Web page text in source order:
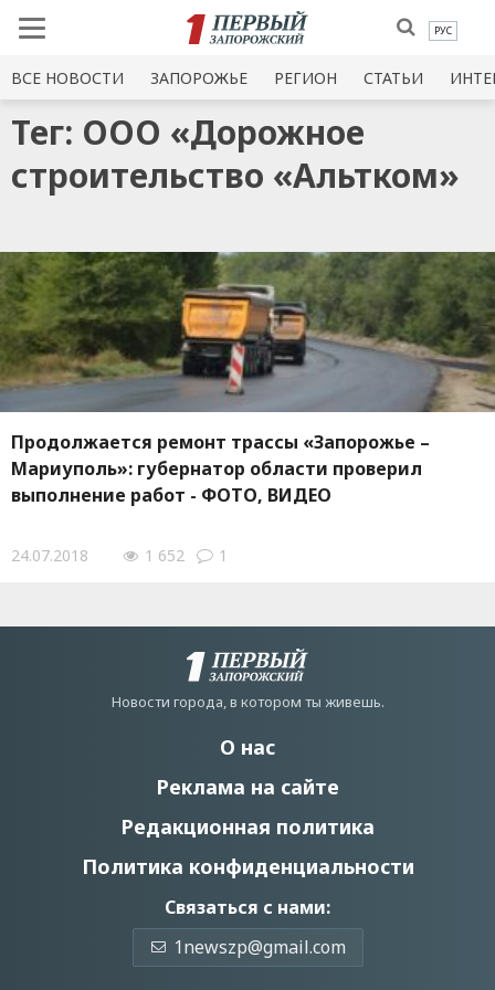
РУС
ВСЕ НОВОСТИ ЗАПОРОЖЬЕ РЕГИОН СТАТЬИ
Тег: ООО «Дорожное
строительство «Альтком»
Продолжается ремонт трассы «Запорожье –
Мариуполь»: губернатор области проверил
выполнение работ - ФОТО, ВИДЕО
24.07.2018 1 652 1
Новости города, в котором ты живешь.
О нас
Реклама на сайте
Редакционная политика
Политика конфиденциальности
Связаться с нами:
1newszp@gmail.com